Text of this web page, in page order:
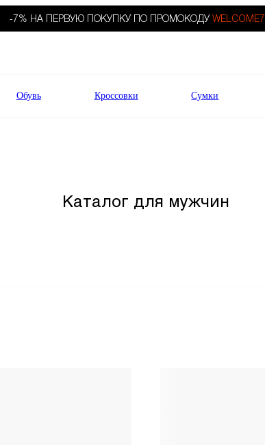
-7% НА ПЕРВУЮ ПОКУПКУ ПО ПРОМОКОДУ WELCOME7.
Обувь Кроссовки Сумки
Каталог для мужчин